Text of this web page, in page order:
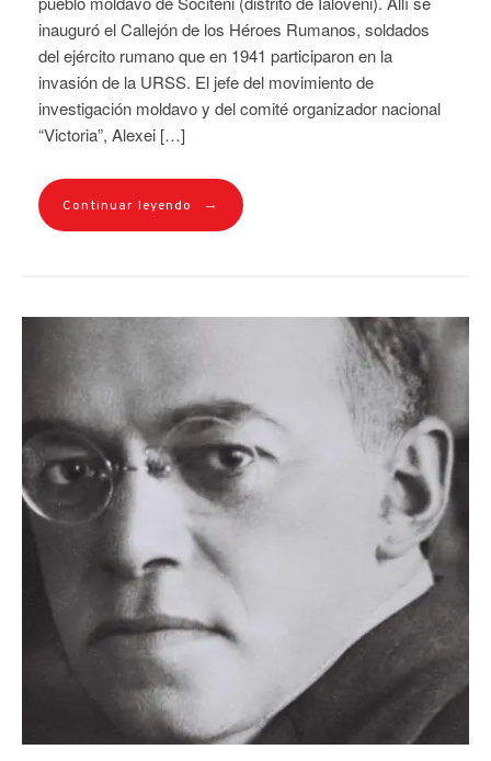
inauguró el Callejón de los Héroes Rumanos, soldados
del ejército rumano que en 1941 participaron en la
invasión de la URSS. El jefe del movimiento de
investigación moldavo y del comité organizador nacional
“Victoria”, Alexei […]
Continuar leyendo →